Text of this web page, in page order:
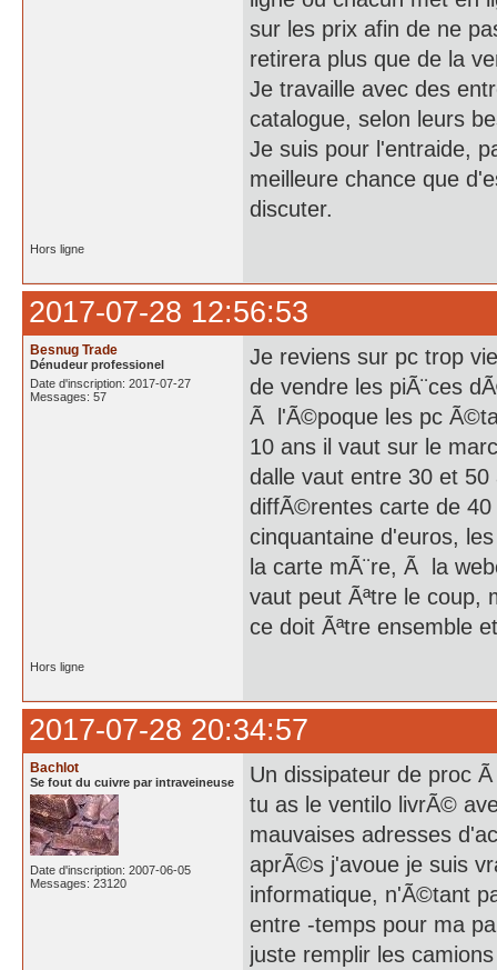
sur les prix afin de ne
retirera plus que de la
Je travaille avec des
catalogue, selon leurs
Je suis pour l'entraide,
meilleure chance que
discuter.
Hors ligne
2017-07-28 12:56:53
Besnug Trade
Dénudeur professionel
Date d'inscription: 2017-07-27
Messages: 57
Je reviens sur pc trop
de vendre les piÃ¨ces
Ã l'Ã©poque les pc
10 ans il vaut sur le
dalle vaut entre 30 et 50
diffÃ©rentes carte de 40
cinquantaine d'euros,
la carte mÃ¨re, Ã la
vaut peut Ãªtre le coup,
ce doit Ãªtre ensemble
Hors ligne
2017-07-28 20:34:57
Bachlot
Se fout du cuivre par intraveineuse
Date d'inscription: 2007-06-05
Messages: 23120
Un dissipateur de proc
tu as le ventilo livrÃ©
mauvaises adresses
aprÃ©s j'avoue je suis
informatique, n'Ã©tant
entre -temps pour ma
juste remplir les